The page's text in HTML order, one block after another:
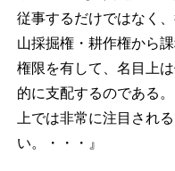
従事するだけではなく
山採掘権・耕作権から
権限を有して、名目上
的に支配するのである
上では非常に注目され
い。・・・』